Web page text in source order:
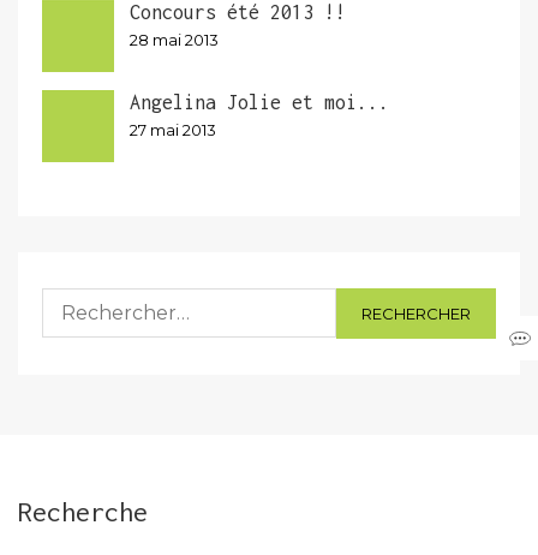
Concours été 2013 !!
28 mai 2013
Angelina Jolie et moi...
27 mai 2013
Rechercher :
Recherche